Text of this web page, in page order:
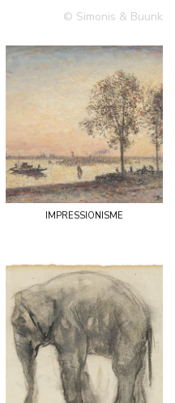
© Simonis & Buunk
impressionisme